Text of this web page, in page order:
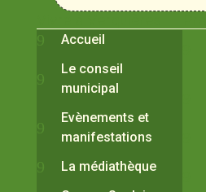
Accueil
Le conseil
municipal
Evènements et
manifestations
La médiathèque